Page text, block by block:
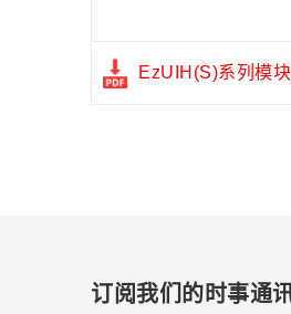
EzUIH(S)系列模
订阅我们的时事通